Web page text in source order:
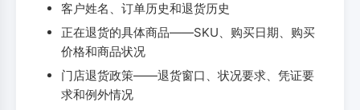
客户姓名、订单历史和退货历史
正在退货的具体商品——SKU、购买日期、购买
价格和商品状况
门店退货政策——退货窗口、状况要求、凭证要
求和例外情况